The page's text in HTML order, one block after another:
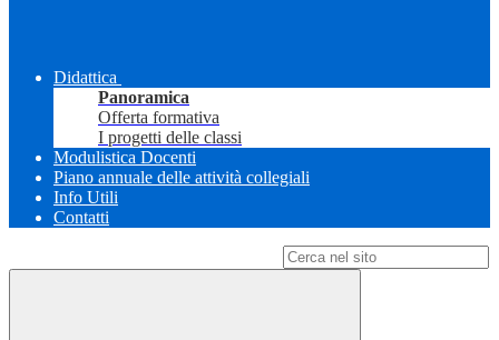
Didattica
Panoramica
Offerta formativa
I progetti delle classi
Modulistica Docenti
Piano annuale delle attività collegiali
Info Utili
Contatti